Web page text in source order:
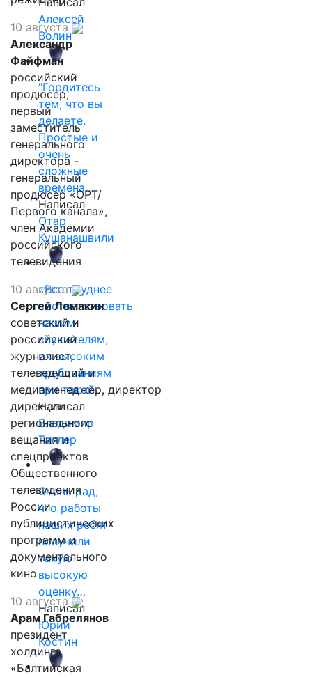
Алексей
Волин
"Гордитесь
тем, что вы
делаете.
Простые и
очень
сложные
времена…
Написал
Отар
Кушанашвили
«Все труднее
соответствовать
нашим
слушателям,
их высоким
требованиям
при такой…
Написал
Владимир
Таллер
Очень рад,
что работы
наших ребят
получили
такую
высокую
оценку…
Написал
Юрий
Костин
10 августа
Александр
Файфман
российский
продюсер,
первый
заместитель
генерального
директора -
генеральный
продюсер «ОРТ/
Первого канала»,
член Академии
российского
телевидения
10 августа
Сергей Ломакин
советский и
российский
журналист,
телеведущий и
медиаменеджер, директор
дирекции
регионального
вещания и
спецпроектов
Общественного
телевидения
России
публицистических
программ и
документального
кино
10 августа
Арам Габрелянов
президент
холдинга
«Балтийская